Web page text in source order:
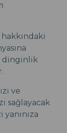
dinginlik
ve
sağlayacak
yanınıza